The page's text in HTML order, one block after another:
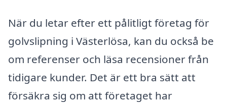
När du letar efter ett pålitligt företag för
golvslipning i Västerlösa, kan du också be
om referenser och läsa recensioner från
tidigare kunder. Det är ett bra sätt att
försäkra sig om att företaget har